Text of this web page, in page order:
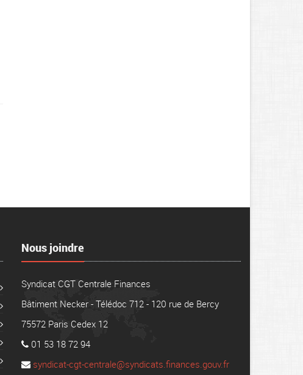
Nous joindre
Syndicat CGT Centrale Finances
Bâtiment Necker - Télédoc 712 - 120 rue de Bercy
75572 Paris Cedex 12
01 53 18 72 94
syndicat-cgt-centrale@syndicats.finances.gouv.fr